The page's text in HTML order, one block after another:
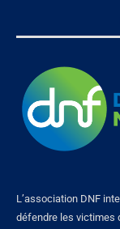
L’association DNF
défendre les victimes